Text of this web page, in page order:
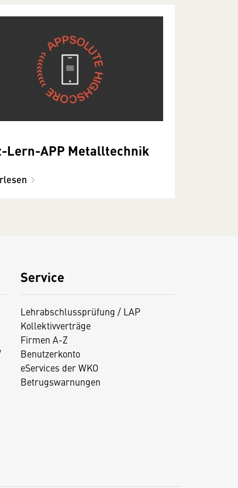
Lern-APP Metalltechnik
Service
Lehrabschlussprüfung / LAP
Kollektivverträge
Firmen A-Z
Benutzerkonto
eServices der WKO
Betrugswarnungen